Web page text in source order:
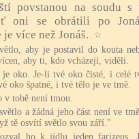
povstanou na soudu s
oni se obrátili po
více než Jonáš.
☆
aby je postavil do kouta
aby ti, kdo vcházejí, viděli.
je oko. Je-li tvé oko čisté, i celé
oko špatné, i tvé tělo je ve tmě.
tobě není tmou.
a žádná jeho část není ve
tě osvítí světlo svou září."
ho k jídlu jeden farizeus.